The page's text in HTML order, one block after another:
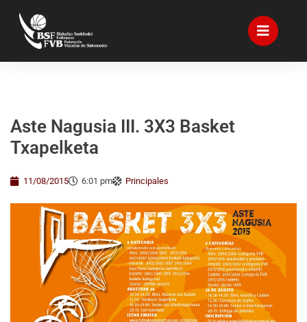
Aste Nagusia III. 3X3 Basket
Txapelketa
11/08/2015 6:01 pm Principales